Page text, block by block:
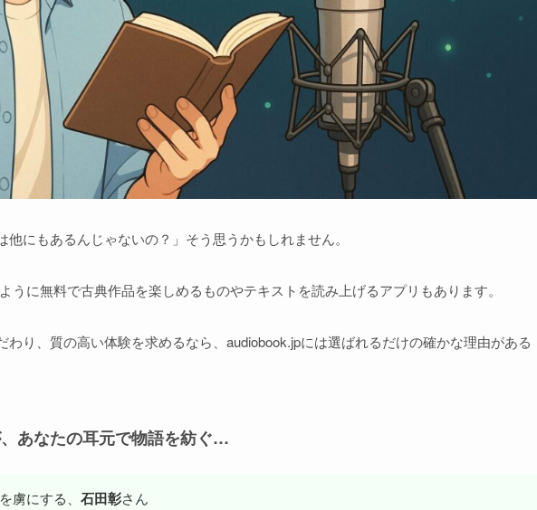
他にもあるんじゃないの？」そう思うかもしれません。
うに無料で古典作品を楽しめるものやテキストを読み上げるアプリもあります。
わり、質の高い体験を求めるなら、audiobook.jpには選ばれるだけの確かな理由がある
あなたの耳元で物語を紡ぐ…
虜にする、 石田彰さん